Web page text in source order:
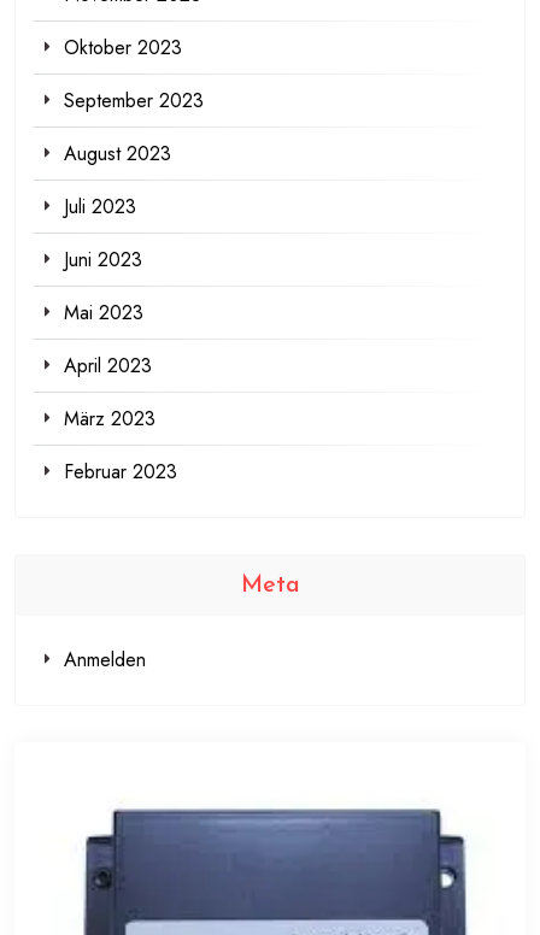
Oktober 2023
September 2023
August 2023
Juli 2023
Juni 2023
Mai 2023
April 2023
März 2023
Februar 2023
Meta
Anmelden